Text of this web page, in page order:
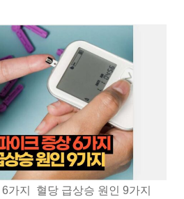
가지 혈당 급상승 원인 9가지